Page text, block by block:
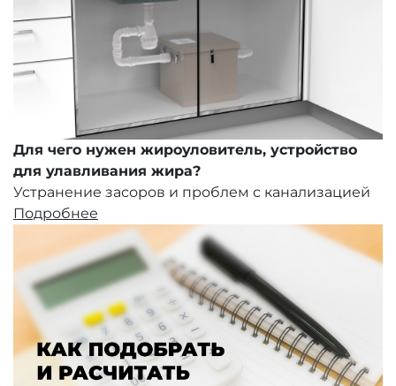
Для чего нужен жироуловитель, устройство
для улавливания жира?
Устранение засоров и проблем с канализацией
Подробнее